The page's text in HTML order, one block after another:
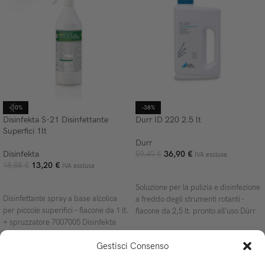
Gestisci Consenso
-30%
Disinfekta S-21 Disinfettante
Superfici 1lt
Disinfekta
18,88€ 13,20 € IVA esclusa
Disinfettante spray a base alcolica
per piccole superifici – flacone da 1 lt.
+ spruzzatore 7007005 Disinfekta
-38%
Durr ID 220 2.5 lt
Durr
59,49€ 36,90 € IVA esclusa
Soluzione per la pulizia e disinfezione
a freddo degli strumenti rotanti -
flacone da 2,5 lt. pronto all'uso Dürr